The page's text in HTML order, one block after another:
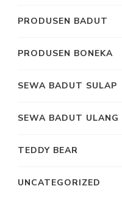
PRODUSEN BADUT
PRODUSEN BONEKA
SEWA BADUT SULAP
SEWA BADUT ULANG
TEDDY BEAR
UNCATEGORIZED